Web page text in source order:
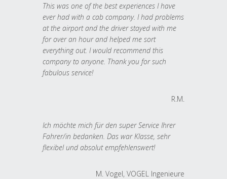
This was one of the best experiences I have
ever had with a cab company. I had problems
at the airport and the driver stayed with me
for over an hour and helped me sort
everything out. I would recommend this
company to anyone. Thank you for such
fabulous service!
R.M.
Ich möchte mich für den super Service Ihrer
Fahrer/in bedanken. Das war Klasse, sehr
flexibel und absolut empfehlenswert!
M. Vogel, VOGEL Ingenieure